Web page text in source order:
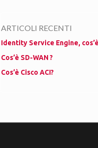
ARTICOLI RECENTI
Identity Service Engine,
Cos’è SD-WAN ?
Cos’è Cisco ACI?